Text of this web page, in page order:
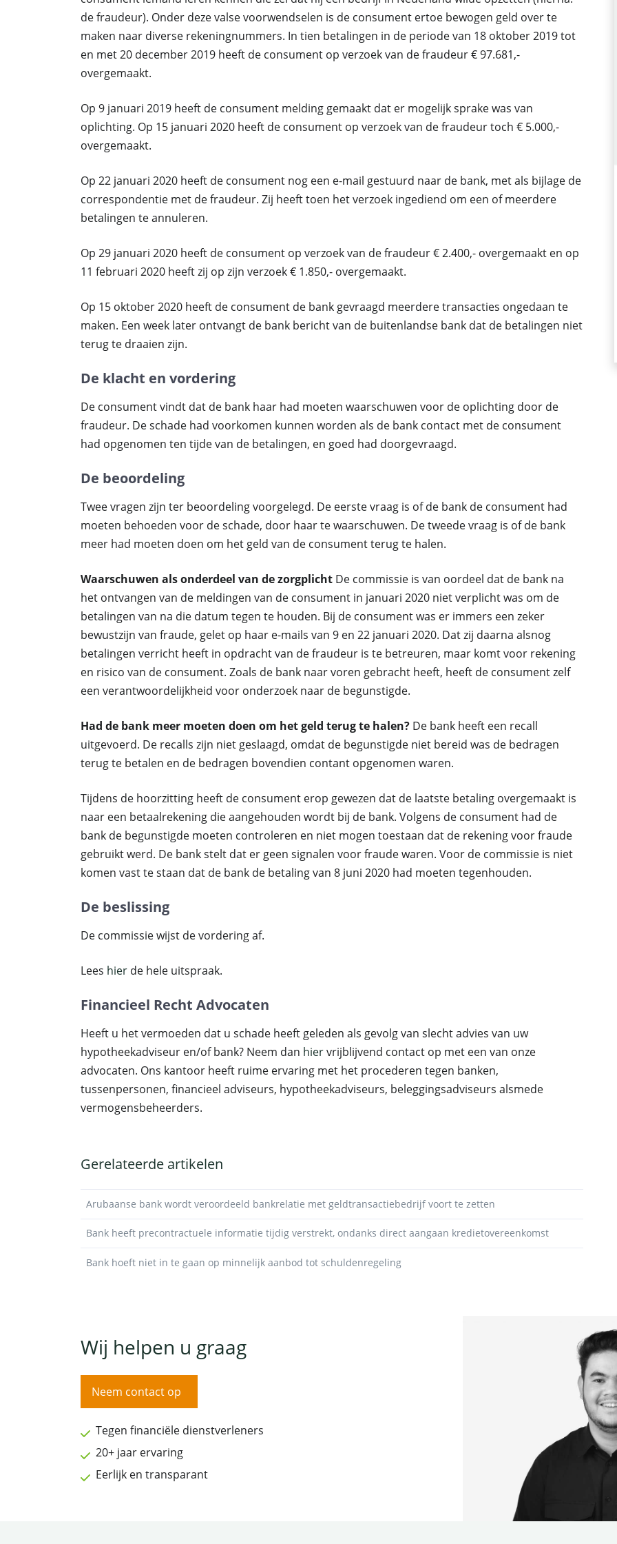
de fraudeur). Onder deze valse voorwendselen is de consument ertoe bewogen geld over te
maken naar diverse rekeningnummers. In tien betalingen in de periode van 18 oktober 2019 tot
en met 20 december 2019 heeft de consument op verzoek van de fraudeur € 97.681,-
overgemaakt.
Op 9 januari 2019 heeft de consument melding gemaakt dat er mogelijk sprake was van
oplichting. Op 15 januari 2020 heeft de consument op verzoek van de fraudeur toch € 5.000,-
overgemaakt.
Op 22 januari 2020 heeft de consument nog een e-mail gestuurd naar de bank, met als bijlage de
correspondentie met de fraudeur. Zij heeft toen het verzoek ingediend om een of meerdere
betalingen te annuleren.
Op 29 januari 2020 heeft de consument op verzoek van de fraudeur € 2.400,- overgemaakt en op
11 februari 2020 heeft zij op zijn verzoek € 1.850,- overgemaakt.
Op 15 oktober 2020 heeft de consument de bank gevraagd meerdere transacties ongedaan te
maken. Een week later ontvangt de bank bericht van de buitenlandse bank dat de betalingen niet
terug te draaien zijn.
De klacht en vordering
De consument vindt dat de bank haar had moeten waarschuwen voor de oplichting door de
fraudeur. De schade had voorkomen kunnen worden als de bank contact met de consument
had opgenomen ten tijde van de betalingen, en goed had doorgevraagd.
De beoordeling
Twee vragen zijn ter beoordeling voorgelegd. De eerste vraag is of de bank de consument had
moeten behoeden voor de schade, door haar te waarschuwen. De tweede vraag is of de bank
meer had moeten doen om het geld van de consument terug te halen.
Waarschuwen als onderdeel van de zorgplicht De commissie is van oordeel dat de bank na
het ontvangen van de meldingen van de consument in januari 2020 niet verplicht was om de
betalingen van na die datum tegen te houden. Bij de consument was er immers een zeker
bewustzijn van fraude, gelet op haar e-mails van 9 en 22 januari 2020. Dat zij daarna alsnog
betalingen verricht heeft in opdracht van de fraudeur is te betreuren, maar komt voor rekening
en risico van de consument. Zoals de bank naar voren gebracht heeft, heeft de consument zelf
een verantwoordelijkheid voor onderzoek naar de begunstigde.
Had de bank meer moeten doen om het geld terug te halen? De bank heeft een recall
uitgevoerd. De recalls zijn niet geslaagd, omdat de begunstigde niet bereid was de bedragen
terug te betalen en de bedragen bovendien contant opgenomen waren.
Tijdens de hoorzitting heeft de consument erop gewezen dat de laatste betaling overgemaakt is
naar een betaalrekening die aangehouden wordt bij de bank. Volgens de consument had de
bank de begunstigde moeten controleren en niet mogen toestaan dat de rekening voor fraude
gebruikt werd. De bank stelt dat er geen signalen voor fraude waren. Voor de commissie is niet
komen vast te staan dat de bank de betaling van 8 juni 2020 had moeten tegenhouden.
De beslissing
De commissie wijst de vordering af.
Lees hier de hele uitspraak.
Financieel Recht Advocaten
Heeft u het vermoeden dat u schade heeft geleden als gevolg van slecht advies van uw
hypotheekadviseur en/of bank? Neem dan hiervrijblijvend contact op met een van onze
advocaten. Ons kantoor heeft ruime ervaring met het procederen tegen banken,
tussenpersonen, financieel adviseurs, hypotheekadviseurs, beleggingsadviseurs alsmede
vermogensbeheerders.
Gerelateerde artikelen
Arubaanse bank wordt veroordeeld bankrelatie met geldtransactiebedrijf voort te zetten
Bank heeft precontractuele informatie tijdig verstrekt, ondanks direct aangaan kredietovereenkomst
Bank hoeft niet in te gaan op minnelijk aanbod tot schuldenregeling
Wij helpen u graag
Neem contact op
Tegen financiële dienstverleners
20+ jaar ervaring
Eerlijk en transparant